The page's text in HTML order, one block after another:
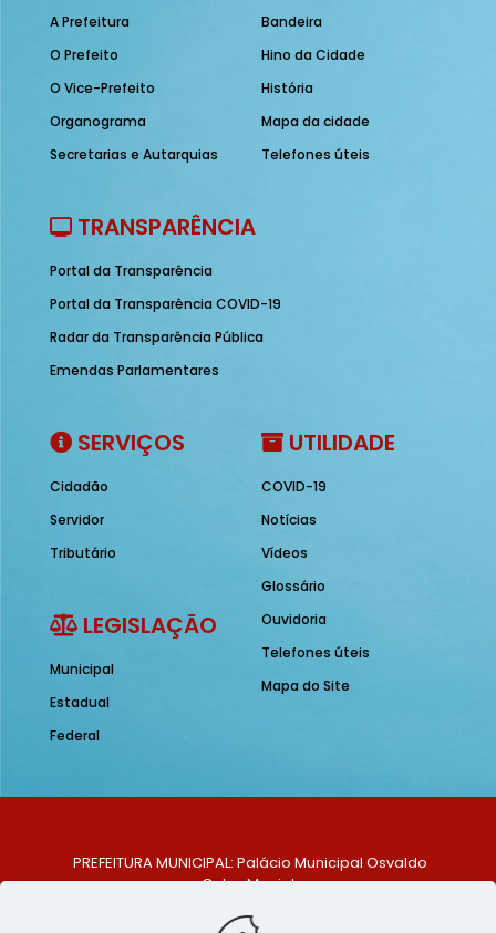
A Prefeitura
O Prefeito
O Vice-Prefeito
Organograma
Secretarias e Autarquias
Bandeira
Hino da Cidade
História
Mapa da cidade
Telefones úteis
TRANSPARÊNCIA
Portal da Transparência
Portal da Transparência COVID-19
Radar da Transparência Pública
Emendas Parlamentares
SERVIÇOS
Cidadão
Servidor
Tributário
LEGISLAÇÃO
Municipal
Estadual
Federal
UTILIDADE
COVID-19
Notícias
Vídeos
Glossário
Ouvidoria
Telefones úteis
Mapa do Site
PREFEITURA MUNICIPAL: Palácio Municipal Osvaldo
Celso Maciel
Centro, São Bento do Una - PE. CEP: 553370-128